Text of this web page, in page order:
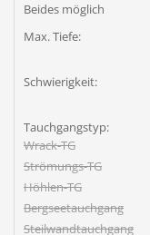
Beides möglich
Max. Tiefe:
Schwierigkeit:
Tauchgangstyp:
Wrack-TG
Strömungs-TG
Höhlen-TG
Bergseetauchgang
Steilwandtauchgang